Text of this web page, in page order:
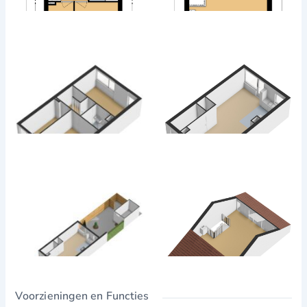
Tweede verdieping / zolder:
Ruime zolderkamer, geschikt als extra slaapkamer of
werkkamer
Bergruimte
Voortuin met groene uitstraling
Zonnige, onderhoudsvriendelijke achtertuin met
berging en achterom
Veel privacy dankzij de hoekligging
kunnen spelen en buren elkaar vriendelijk groeten. Voor de
Voorzieningen en Functies